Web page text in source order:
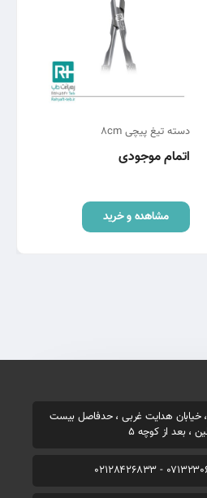
دسته تیغ پیچی 8cm
اتمام موجودی
مشاهده و خرید
خیابان هدایت غربی ، حدفاصل بیست
، بعد از کوچه 5
-
02128426833